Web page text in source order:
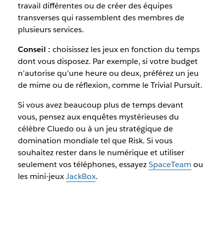
travail différentes ou de créer des équipes
transverses qui rassemblent des membres de
plusieurs services.
Conseil : choisissez les jeux en fonction du temps
dont vous disposez. Par exemple, si votre budget
n’autorise qu’une heure ou deux, préférez un jeu
de mime ou de réflexion, comme le Trivial Pursuit.
Si vous avez beaucoup plus de temps devant
vous, pensez aux enquêtes mystérieuses du
célèbre Cluedo ou à un jeu stratégique de
domination mondiale tel que Risk. Si vous
souhaitez rester dans le numérique et utiliser
seulement vos téléphones, essayezSpaceTeam ou
les mini-jeuxJackBox.